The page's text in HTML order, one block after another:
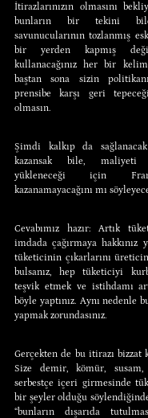
İtirazlarınızın olmasını
bunların bir tekini
savunucularının tozlanmış
bir yerden kapmış
kullanacağınız her bir
baştan sona sizin
prensibe karşı geri
olmasın.
Şimdi kalkıp da
kazansak bile, maliyeti
yükleneceği için
kazanamayacağını mı
Cevabımız hazır: Artık
imdada çağırmaya hakkınız
tüketicinin çıkarlarını
bulsanız, hep tüketiciyi
teşvik etmek ve istihdamı
böyle yaptınız. Aynı nedenle
yapmak zorundasınız.
Gerçekten de bu itirazı bizzat
Size demir, kömür,
serbestçe içeri girmesinde
bir şeyler olduğu
“bunların dışarıda